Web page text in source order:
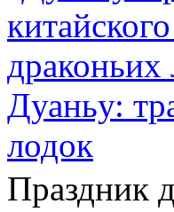
Дуаньу:
лодок
Праздник